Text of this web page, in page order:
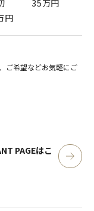
貸切 35万円
円
ご希望などお気軽にご
PAGEはこ